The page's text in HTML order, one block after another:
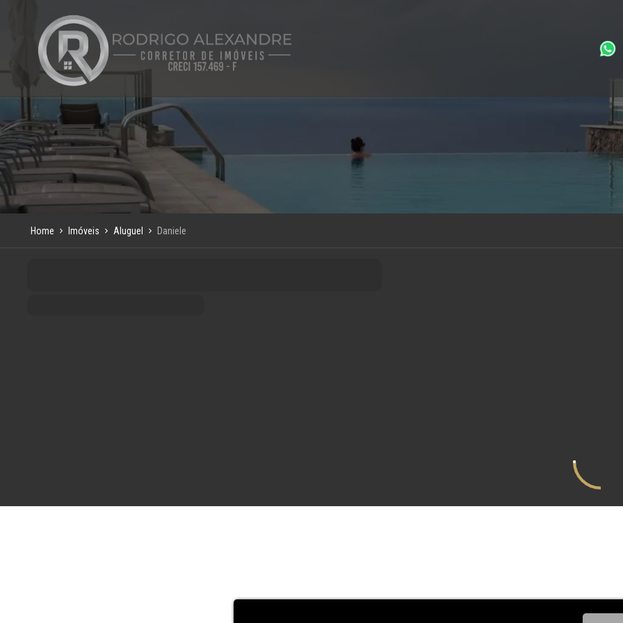
Home Imóveis Aluguel Daniele